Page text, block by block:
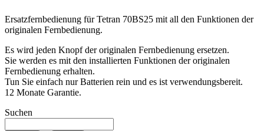
Ersatzfernbedienung fürTetran 70BS25 mit all den Funktionen der
originalen Fernbedienung.
Es wird jeden Knopf der originalen Fernbedienung ersetzen.
Sie werden es mit den installierten Funktionen der originalen
Fernbedienung erhalten.
Tun Sie einfach nur Batterien rein und es ist verwendungsbereit.
12 Monate Garantie.
Suchen